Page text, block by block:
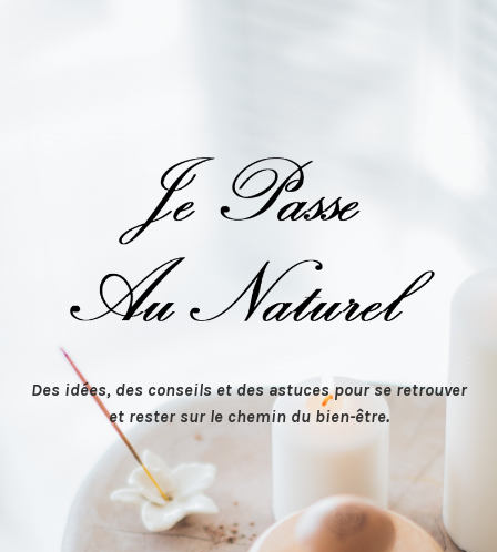
Des idées, des conseils et des astuces pour se retrouver
et rester sur le chemin du bien-être.